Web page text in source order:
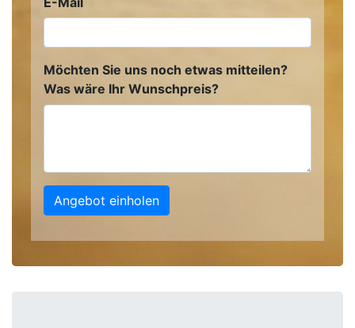
Möchten Sie uns noch etwas mitteilen?
Was wäre Ihr Wunschpreis?
Angebot einholen